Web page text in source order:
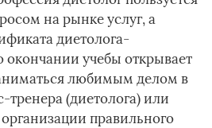
на рынке услуг, а
диетолога-
окончании учебы открывает
любимым делом в
тренера (диетолога) или
правильного